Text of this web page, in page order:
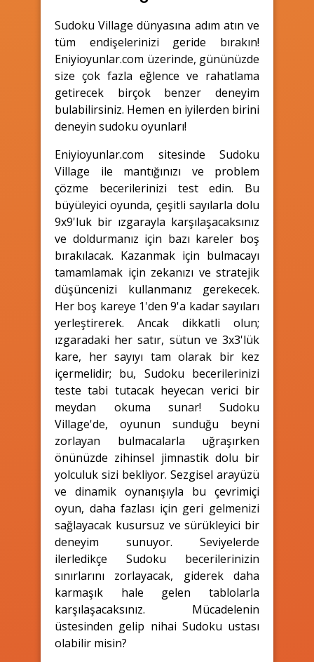
Sudoku Village dünyasına adım atın ve
tüm endişelerinizi geride bırakın!
Eniyioyunlar.com üzerinde, gününüzde
size çok fazla eğlence ve rahatlama
getirecek birçok benzer deneyim
bulabilirsiniz. Hemen en iyilerden birini
deneyin sudoku oyunları!
Eniyioyunlar.com sitesinde Sudoku
Village ile mantığınızı ve problem
çözme becerilerinizi test edin. Bu
büyüleyici oyunda, çeşitli sayılarla dolu
9x9'luk bir ızgarayla karşılaşacaksınız
ve doldurmanız için bazı kareler boş
bırakılacak. Kazanmak için bulmacayı
tamamlamak için zekanızı ve stratejik
düşüncenizi kullanmanız gerekecek.
Her boş kareye 1'den 9'a kadar sayıları
yerleştirerek. Ancak dikkatli olun;
ızgaradaki her satır, sütun ve 3x3'lük
kare, her sayıyı tam olarak bir kez
içermelidir; bu, Sudoku becerilerinizi
teste tabi tutacak heyecan verici bir
meydan okuma sunar! Sudoku
Village'de, oyunun sunduğu beyni
zorlayan bulmacalarla uğraşırken
önünüzde zihinsel jimnastik dolu bir
yolculuk sizi bekliyor. Sezgisel arayüzü
ve dinamik oynanışıyla bu çevrimiçi
oyun, daha fazlası için geri gelmenizi
sağlayacak kusursuz ve sürükleyici bir
deneyim sunuyor. Seviyelerde
ilerledikçe Sudoku becerilerinizin
sınırlarını zorlayacak, giderek daha
karmaşık hale gelen tablolarla
karşılaşacaksınız. Mücadelenin
üstesinden gelip nihai Sudoku ustası
olabilir misin?